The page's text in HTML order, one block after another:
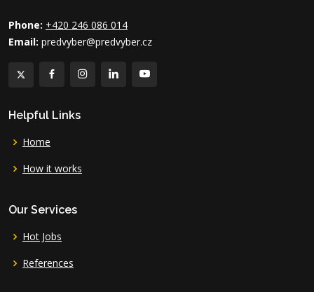
Phone: +420 246 086 014
Email: predvyber@predvyber.cz
Helpful Links
Home
How it works
Our Services
Hot Jobs
References